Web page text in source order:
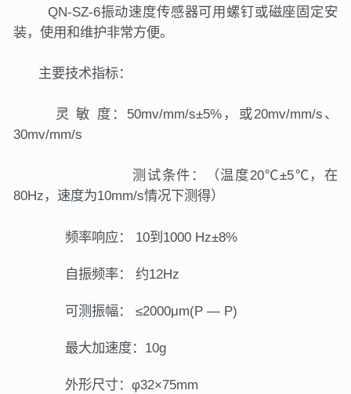
QN-SZ-6振动速度传感器可用螺钉或磁座固定安
装，使用和维护非常方便。
主要技术指标：
灵 敏 度：50mv/mm/s±5%，或20mv/mm/s、
30mv/mm/s
测试条件：（温度20℃±5℃，在
80Hz，速度为10mm/s情况下测得）
频率响应： 10到1000 Hz±8%
自振频率： 约12Hz
可测振幅： ≤2000μm(P — P)
最大加速度：10g
外形尺寸：φ32×75mm